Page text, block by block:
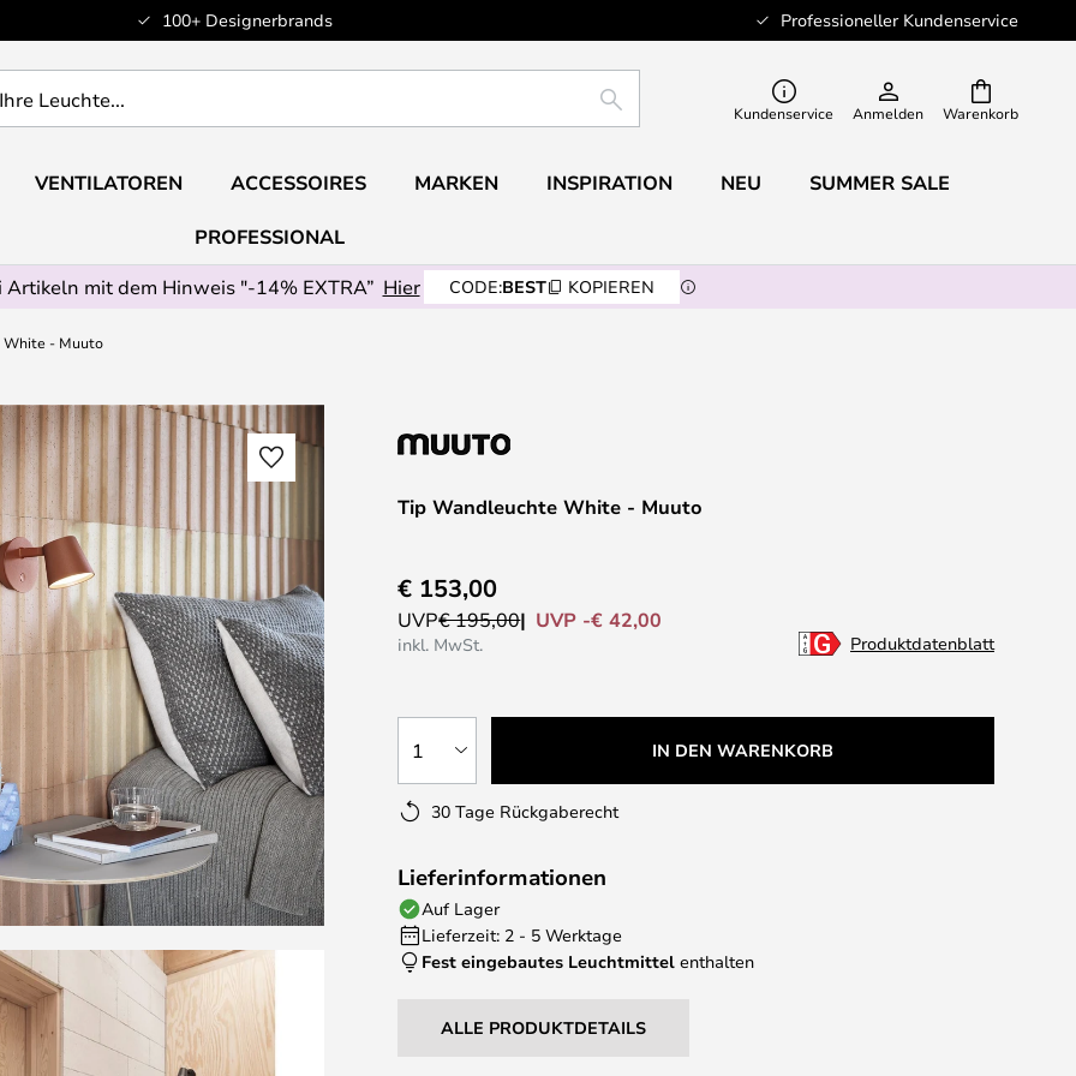
100+ Designerbrands Professioneller Kundenservice
Warenkorb
SUCHE Kundenservice Anmelden
VENTILATOREN ACCESSOIRES MARKEN INSPIRATION NEU SUMMER SALE
PROFESSIONAL
mit dem Hinweis "-14% EXTRA” Hier CODE:BEST KOPIEREN
White - Muuto
Tip Wandleuchte White - Muuto
€ 153,00
UVP€ 195,00 UVP -€ 42,00
inkl. MwSt. Produktdatenblatt
1 IN DEN WARENKORB
30 Tage Rückgaberecht
Lieferinformationen
Auf Lager
Lieferzeit: 2 - 5 Werktage
Fest eingebautes Leuchtmittel enthalten
ALLE PRODUKTDETAILS